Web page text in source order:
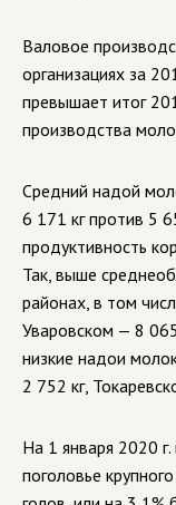
Валовое
организациях за
превышает итог
производства
Средний надой
6 171 кг против 5
продуктивность
Так, выше
районах, в том
Уваровском — 8
низкие надои
2 752 кг,
На 1 января 2020 г.
поголовье